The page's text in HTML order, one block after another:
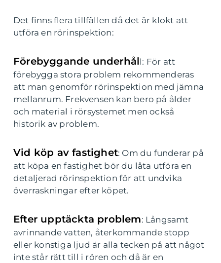
Det finns flera tillfällen då det är klokt att
utföra en rörinspektion:
Förebyggande underhåll: För att
förebygga stora problem rekommenderas
att man genomför rörinspektion med jämna
mellanrum. Frekvensen kan bero på ålder
och material i rörsystemet men också
historik av problem.
Vid köp av fastighet: Om du funderar på
att köpa en fastighet bör du låta utföra en
detaljerad rörinspektion för att undvika
överraskningar efter köpet.
Efter upptäckta problem: Långsamt
avrinnande vatten, återkommande stopp
eller konstiga ljud är alla tecken på att något
inte står rätt till i rören och då är en